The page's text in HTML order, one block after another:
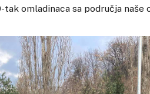
omladinaca sa područja naše